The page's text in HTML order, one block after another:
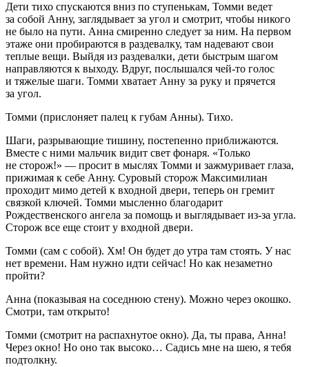
Дети тихо спускаются вниз по ступенькам, Томми ведет
за собой Анну, заглядывает за угол и смотрит, чтобы никого
не было на пути. Анна смиренно следует за ним. На первом
этаже они пробираются в раздевалку, там надевают свои
теплые вещи. Выйдя из раздевалки, дети быстрым шагом
направляются к выходу. Вдруг, послышался чей-то голос
и тяжелые шаги. Томми хватает Анну за руку и прячется
за угол.
Томми (прислоняет палец к губам Анны). Тихо.
Шаги, разрывающие тишину, постепенно приближаются.
Вместе с ними мальчик видит свет фонаря. «Только
не сторож!» — просит в мыслях Томми и зажмуривает глаза,
прижимая к себе Анну. Суровый сторож Максимилиан
проходит мимо детей к входной двери, теперь он гремит
связкой ключей. Томми мысленно благодарит
Рождественского ангела за помощь и выглядывает из-за угла.
Сторож все еще стоит у входной двери.
Томми (сам с собой). Хм! Он будет до утра там стоять. У нас
нет времени. Нам нужно идти сейчас! Но как незаметно
пройти?
Анна (показывая на соседнюю стену). Можно через окошко.
Смотри, там открыто!
Томми (смотрит на распахнутое окно). Да, ты права, Анна!
Через окно! Но оно так высоко… Садись мне на шею, я тебя
подтолкну.